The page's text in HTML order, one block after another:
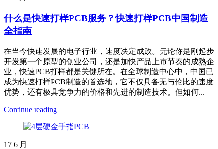
什么是快速打样PCB服务？快速打样PCB中国制造
全指南
在当今快速发展的电子行业，速度决定成败。无论你是刚起步
开发第一个原型的创业公司，还是加快产品上市节奏的成熟企
业，快速PCB打样都是关键所在。在全球制造中心中，中国已
成为快速打样PCB制造的首选地，它不仅具备无与伦比的速度
优势，还有极具竞争力的价格和先进的制造技术。但如何...
Continue reading
17 6 月